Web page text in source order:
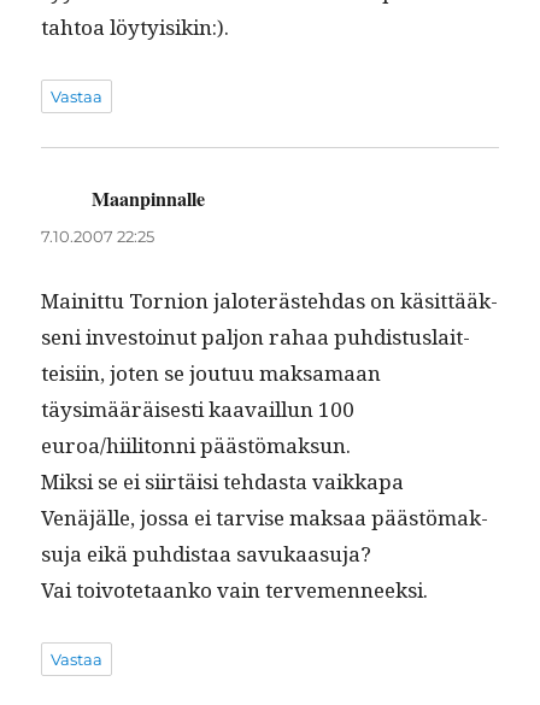
tah­toa löytyisikin:).
Vastaa
Maanpinnalle
7.10.2007 22:25
Mainit­tu Tornion jaloteräste­hdas on käsit­tääk­
seni investoin­ut paljon rahaa puhdis­tus­lait­
teisi­in, joten se joutuu mak­samaan
täysimääräis­es­ti kaavail­lun 100
euroa/hiilitonni päästömaksun.
Mik­si se ei siirtäisi tehdas­ta vaikka­pa
Venäjälle, jos­sa ei tarvise mak­saa päästö­mak­
su­ja eikä puhdis­taa savukaasuja?
Vai toiv­ote­taanko vain tervemenneeksi.
Vastaa